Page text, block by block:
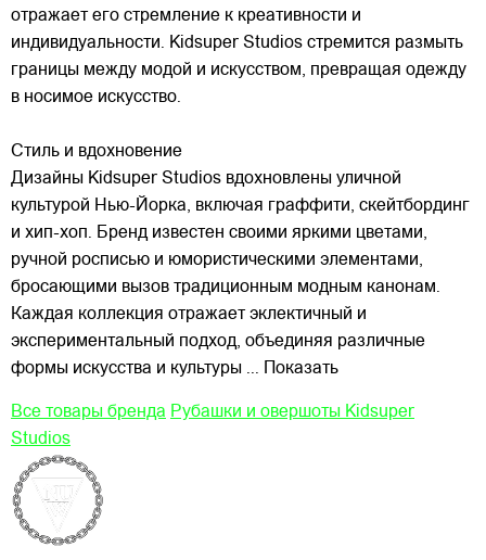
отражает его стремление к креативности и
индивидуальности. Kidsuper Studios стремится размыть
границы между модой и искусством, превращая одежду
в носимое искусство.
Стиль и вдохновение
Дизайны Kidsuper Studios вдохновлены уличной
культурой Нью-Йорка, включая граффити, скейтбординг
и хип-хоп. Бренд известен своими яркими цветами,
ручной росписью и юмористическими элементами,
бросающими вызов традиционным модным канонам.
Каждая коллекция отражает эклектичный и
экспериментальный подход, объединяя различные
формы искусства и культуры ... Показать
Все товары бренда Рубашки и овершоты Kidsuper
Studios